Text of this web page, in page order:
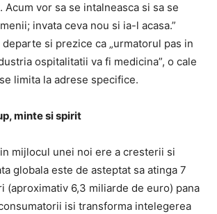
vor sa se intalneasca si sa se
invata ceva nou si ia-l acasa.”
si prezice ca „urmatorul pas in
ospitalitatii va fi medicina”, o cale
limita la adrese specifice.
minte si spirit
mijlocul unei noi ere a cresterii si
globala este de asteptat sa atinga 7
(aproximativ 6,3 miliarde de euro) pana
isi transforma intelegerea